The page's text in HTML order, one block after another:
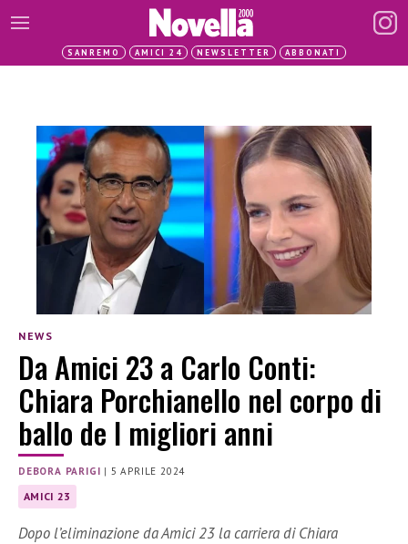
SANREMO AMICI 24 NEWSLETTER ABBONATI
NEWS
Da Amici 23 a Carlo Conti:
Chiara Porchianello nel corpo di
ballo de I migliori anni
DEBORA PARIGI | 5 APRILE 2024
AMICI 23
Dopo l’eliminazione da Amici 23 la carriera di Chiara